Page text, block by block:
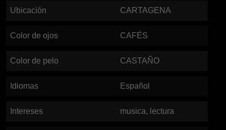
Ubicación CARTAGENA
Color de ojos CAFÉS
Color de pelo CASTAÑO
Idiomas Español
Intereses musica, lectura